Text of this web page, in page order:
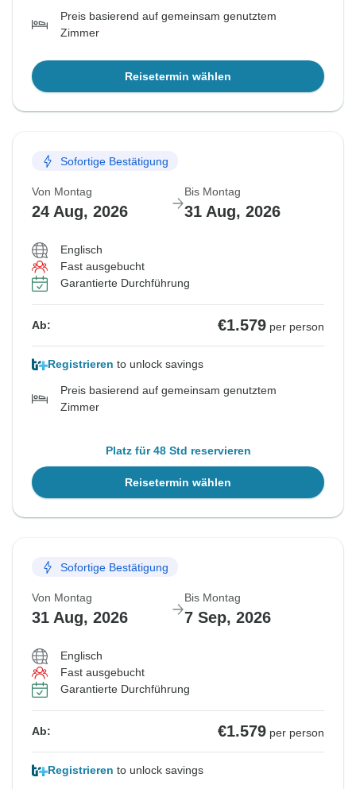
Preis basierend auf gemeinsam genutztem
Zimmer
Reisetermin wählen
Sofortige Bestätigung
Von Montag
24 Aug, 2026
Bis Montag
31 Aug, 2026
Englisch
Fast ausgebucht
Garantierte Durchführung
Ab: €1.579 per person
Registrieren to unlock savings
Preis basierend auf gemeinsam genutztem
Zimmer
Platz für 48 Std reservieren
Reisetermin wählen
Sofortige Bestätigung
Von Montag
31 Aug, 2026
Bis Montag
7 Sep, 2026
Englisch
Fast ausgebucht
Garantierte Durchführung
Ab: €1.579 per person
Registrieren to unlock savings